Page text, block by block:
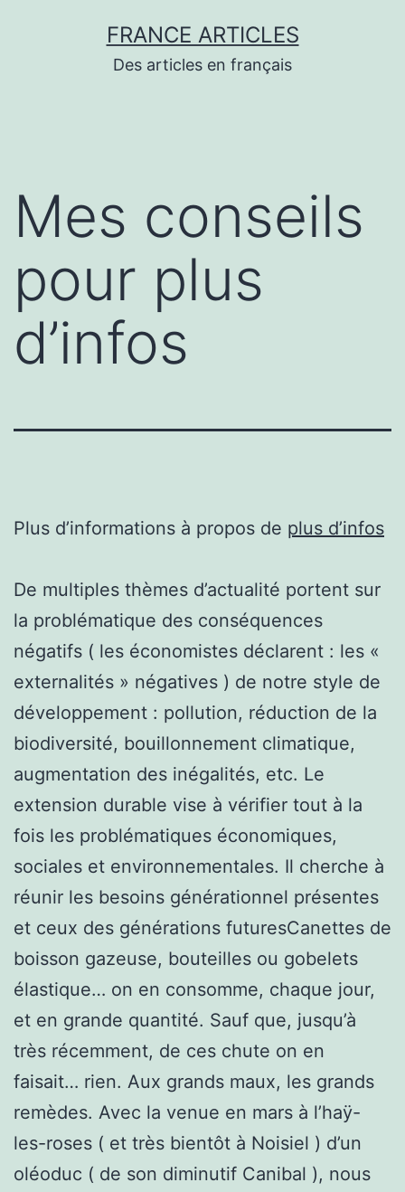
FRANCE ARTICLES
Des articles en français
Mes conseils
pour plus
d’infos
Plus d’informations à propos de plus d’infos
De multiples thèmes d’actualité portent sur
la problématique des conséquences
négatifs ( les économistes déclarent : les «
externalités » négatives ) de notre style de
développement : pollution, réduction de la
biodiversité, bouillonnement climatique,
augmentation des inégalités, etc. Le
extension durable vise à vérifier tout à la
fois les problématiques économiques,
sociales et environnementales. Il cherche à
réunir les besoins générationnel présentes
et ceux des générations futuresCanettes de
boisson gazeuse, bouteilles ou gobelets
élastique… on en consomme, chaque jour,
et en grande quantité. Sauf que, jusqu’à
très récemment, de ces chute on en
faisait… rien. Aux grands maux, les grands
remèdes. Avec la venue en mars à l’haÿ-
les-roses ( et très bientôt à Noisiel ) d’un
oléoduc ( de son diminutif Canibal ), nous